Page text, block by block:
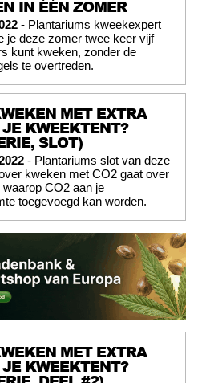
IN ÉÉN ZOMER
- Plantariums kweekexpert
je deze zomer twee keer vijf
kunt kweken, zonder de
te overtreden.
MET EXTRA
KWEEKTENT?
SLOT)
- Plantariums slot van deze
kweken met CO2 gaat over
CO2 aan je
toegevoegd kan worden.
MET EXTRA
KWEEKTENT?